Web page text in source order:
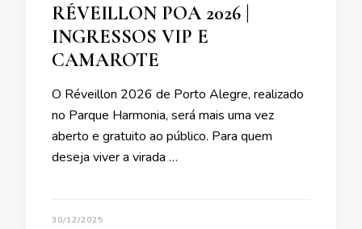
RÉVEILLON POA 2026 |
INGRESSOS VIP E
CAMAROTE
O Réveillon 2026 de Porto Alegre, realizado
no Parque Harmonia, será mais uma vez
aberto e gratuito ao público. Para quem
deseja viver a virada …
30/12/2025